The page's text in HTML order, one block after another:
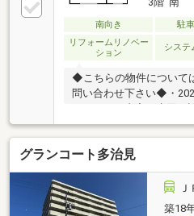
南向き 駐
リフォームリノベー
ション
システ
◆こちらの物件について
問い合わせ下さい◆・
室・トイレ・洗面化粧台
ロス・床材の張り替え、
り配管の一新
グランコート多治見
築18